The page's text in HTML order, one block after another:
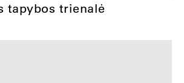
tapybos trienalė